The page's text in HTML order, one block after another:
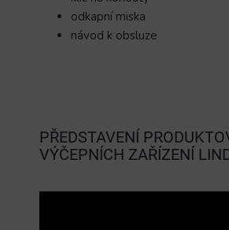
odkapní miska
návod k obsluze
PŘEDSTAVENÍ
VÝČEPNÍCH ZAŘÍZENÍ